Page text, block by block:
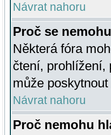
Návrat nahoru
Proč se
Některá fóra
čtení, prohlížení,
může
Návrat nahoru
Proč nemohu